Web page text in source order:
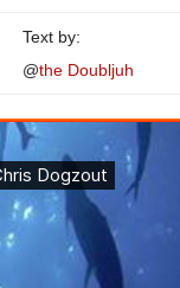
Text by:
@the Doubljuh